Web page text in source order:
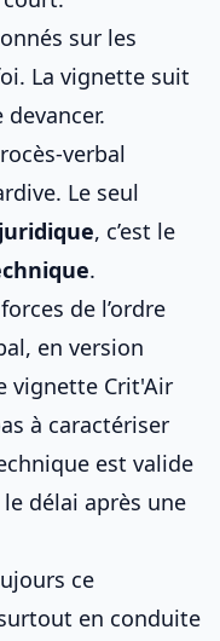
sur les
La vignette suit
verbal
Le seul
, c’est le
.
de l’ordre
en version
vignette Crit'Air
à caractériser
est valide
le délai après une
ce
en conduite